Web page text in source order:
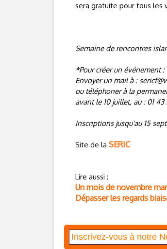
sera gratuite pour tous les
Semaine de rencontres
*Pour créer un événement :
Envoyer un mail à :
ou téléphoner à la
avant le 10 juillet, au : 01 43
Inscriptions jusqu'au 15
Site de la SERIC
Lire aussi :
Un mois de novembre
Dépasser les regards